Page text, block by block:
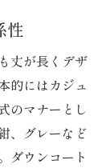
性
丈が長くデザ
的にはカジュ
のマナーとし
、グレーなど
ダウンコート